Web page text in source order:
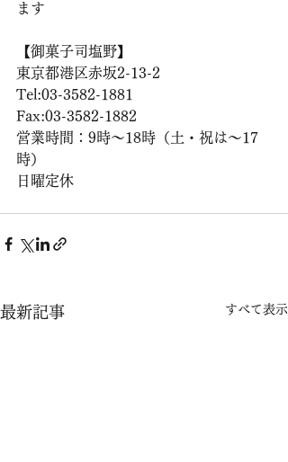
ます
【御菓子司塩野】
東京都港区赤坂2-13-2
Tel:03-3582-1881
Fax:03-3582-1882
営業時間：9時〜18時（土・祝は〜17
時）
日曜定休
最新記事 すべて表示